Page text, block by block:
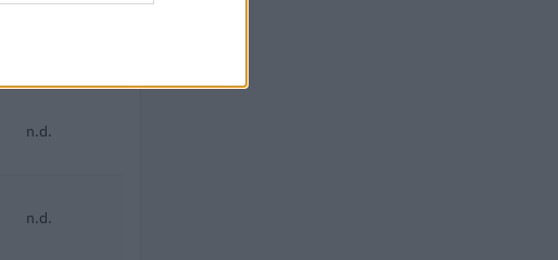
n.d.
n.d.